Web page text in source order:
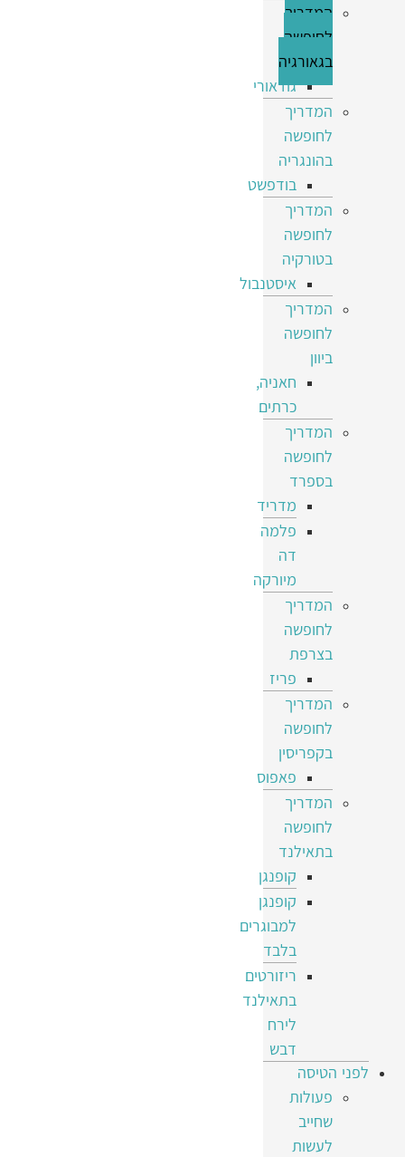
המדריך
לחופשה
בגאורגיה
גודאורי
המדריך
לחופשה
בהונגריה
בודפשט
המדריך
לחופשה
בטורקיה
איסטנבול
המדריך
לחופשה
ביוון
חאניה,
כרתים
המדריך
לחופשה
בספרד
מדריד
פלמה
דה
מיורקה
המדריך
לחופשה
בצרפת
פריז
המדריך
לחופשה
בקפריסין
פאפוס
המדריך
לחופשה
בתאילנד
קופנגן
קופנגן
למבוגרים
בלבד
ריזורטים
בתאילנד
לירח
דבש
לפני הטיסה
פעולות
שחייב
לעשות